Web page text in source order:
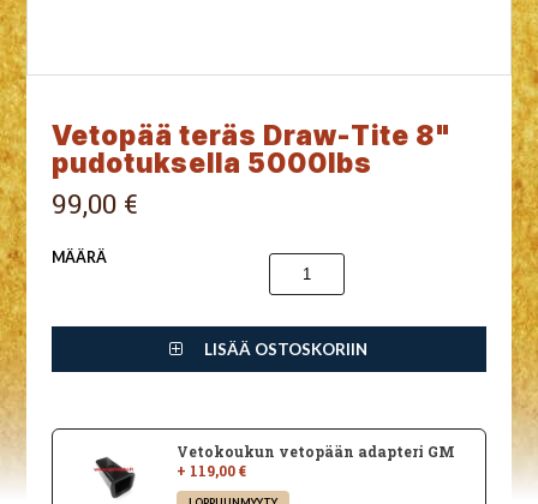
Vetopää teräs Draw-Tite 8"
pudotuksella 5000lbs
99,00 €
MÄÄRÄ
LISÄÄ OSTOSKORIIN
Vetokoukun vetopään adapteri GM
+ 119,00 €